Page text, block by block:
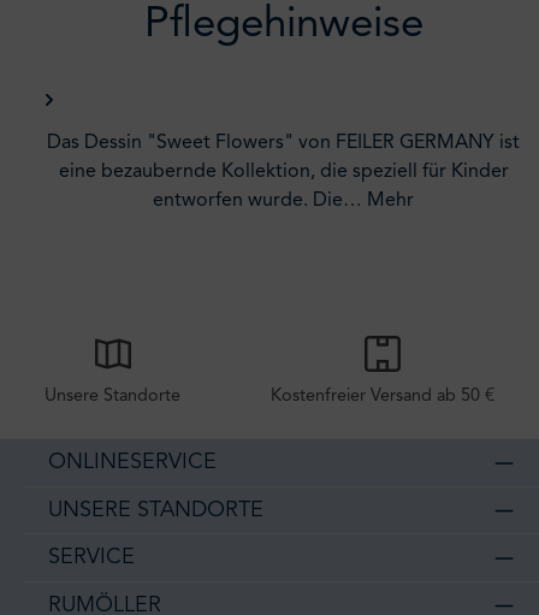
Pflegehinweise
Das Dessin "Sweet Flowers" von FEILER GERMANY ist
eine bezaubernde Kollektion, die speziell für Kinder
entworfen wurde. Die… Mehr
Unsere Standorte Kostenfreier Versand ab 50 €
ONLINESERVICE
UNSERE STANDORTE
SERVICE
RUMÖLLER